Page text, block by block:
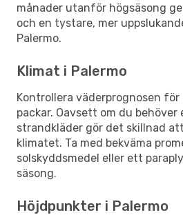
månader utanför högsäsong
och en tystare, mer
Palermo.
Klimat i Palermo
Kontrollera väderprognosen för
packar. Oavsett om du
strandkläder gör det skillnad
klimatet. Ta med bekväma
solskyddsmedel eller ett
säsong.
Höjdpunkter i Palermo